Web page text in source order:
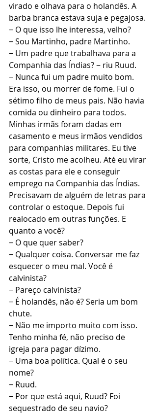
virado e olhava para o holandês. A
barba branca estava suja e pegajosa.
− O que isso lhe interessa, velho?
− Sou Martinho, padre Martinho.
− Um padre que trabalhava para a
Companhia das Índias? − riu Ruud.
− Nunca fui um padre muito bom.
Era isso, ou morrer de fome. Fui o
sétimo filho de meus pais. Não havia
comida ou dinheiro para todos.
Minhas irmãs foram dadas em
casamento e meus irmãos vendidos
para companhias militares. Eu tive
sorte, Cristo me acolheu. Até eu virar
as costas para ele e conseguir
emprego na Companhia das Índias.
Precisavam de alguém de letras para
controlar o estoque. Depois fui
realocado em outras funções. E
quanto a você?
− O que quer saber?
− Qualquer coisa. Conversar me faz
esquecer o meu mal. Você é
calvinista?
− Pareço calvinista?
− É holandês, não é? Seria um bom
chute.
− Não me importo muito com isso.
Tenho minha fé, não preciso de
igreja para pagar dízimo.
− Uma boa política. Qual é o seu
nome?
− Ruud.
− Por que está aqui, Ruud? Foi
sequestrado de seu navio?